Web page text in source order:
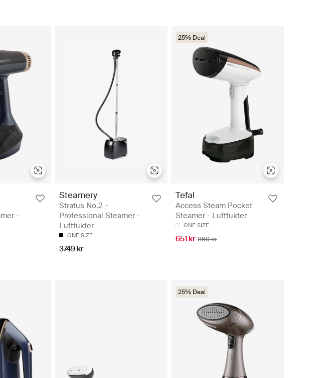
-
Steamery
Stratus No.2 –
Professional Steamer -
Luftfukter
ONE SIZE
3749 kr
25% Deal
Tefal
Access Steam Pocket
Steamer - Luftfukter
ONE SIZE
651 kr 869 kr
25% Deal